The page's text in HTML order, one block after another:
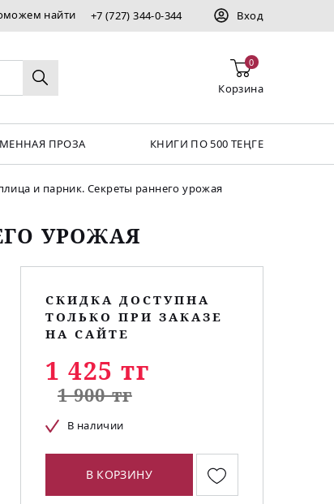
найти +7 (727) 344-0-344 Вход
0
Корзина
ПРОЗА КНИГИ ПО 500 ТЕҢГЕ
и парник. Секреты раннего урожая
УРОЖАЯ
СКИДКА ДОСТУПНА
ТОЛЬКО ПРИ ЗАКАЗЕ
НА САЙТЕ
1 425 тг
1 900 тг
В наличии
В КОРЗИНУ